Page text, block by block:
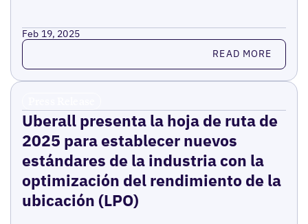
Feb 19, 2025
Read more READ MORE
Uberall presenta la hoja de ruta de
2025 para establecer nuevos
estándares de la industria con la
optimización del rendimiento de la
ubicación (LPO)